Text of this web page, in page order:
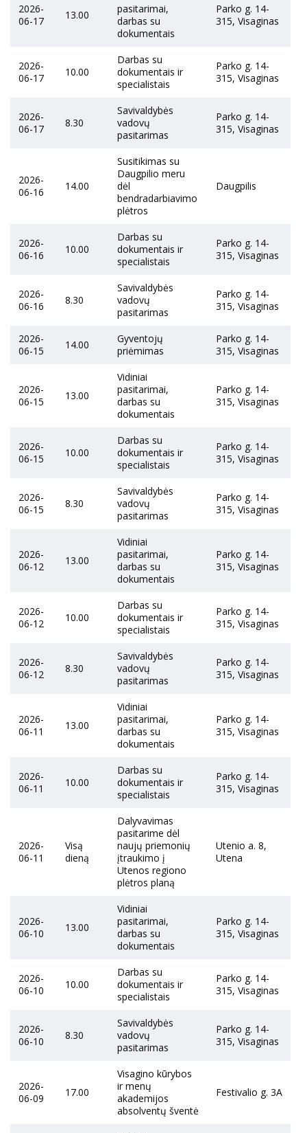
2026-
06-17
13.00
pasitarimai,
darbas su
dokumentais
Parko g. 14-
315, Visaginas
2026-
06-17
10.00
Darbas su
dokumentais ir
specialistais
Parko g. 14-
315, Visaginas
2026-
06-17
8.30
Savivaldybės
vadovų
pasitarimas
Parko g. 14-
315, Visaginas
2026-
06-16
14.00
Susitikimas su
Daugpilio meru
dėl
bendradarbiavimo
plėtros
Daugpilis
2026-
06-16
10.00
Darbas su
dokumentais ir
specialistais
Parko g. 14-
315, Visaginas
2026-
06-16
8.30
Savivaldybės
vadovų
pasitarimas
Parko g. 14-
315, Visaginas
2026-
06-15
14.00
Gyventojų
priėmimas
Parko g. 14-
315, Visaginas
2026-
06-15
13.00
Vidiniai
pasitarimai,
darbas su
dokumentais
Parko g. 14-
315, Visaginas
2026-
06-15
10.00
Darbas su
dokumentais ir
specialistais
Parko g. 14-
315, Visaginas
2026-
06-15
8.30
Savivaldybės
vadovų
pasitarimas
Parko g. 14-
315, Visaginas
2026-
06-12
13.00
Vidiniai
pasitarimai,
darbas su
dokumentais
Parko g. 14-
315, Visaginas
2026-
06-12
10.00
Darbas su
dokumentais ir
specialistais
Parko g. 14-
315, Visaginas
2026-
06-12
8.30
Savivaldybės
vadovų
pasitarimas
Parko g. 14-
315, Visaginas
2026-
06-11
13.00
Vidiniai
pasitarimai,
darbas su
dokumentais
Parko g. 14-
315, Visaginas
2026-
06-11
10.00
Darbas su
dokumentais ir
specialistais
Parko g. 14-
315, Visaginas
2026-
06-11
Visą
dieną
Dalyvavimas
pasitarime dėl
naujų priemonių
įtraukimo į
Utenos regiono
plėtros planą
Utenio a. 8,
Utena
2026-
06-10
13.00
Vidiniai
pasitarimai,
darbas su
dokumentais
Parko g. 14-
315, Visaginas
2026-
06-10
10.00
Darbas su
dokumentais ir
specialistais
Parko g. 14-
315, Visaginas
2026-
06-10
8.30
Savivaldybės
vadovų
pasitarimas
Parko g. 14-
315, Visaginas
2026-
06-09
17.00
Visagino kūrybos
ir menų
akademijos
absolventų šventė
Festivalio g. 3A